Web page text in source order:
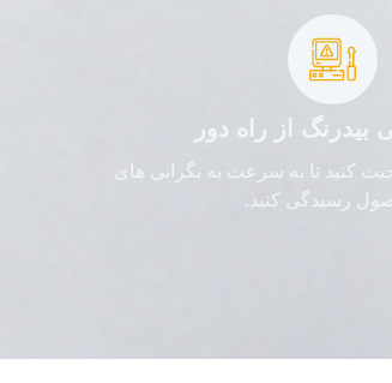
بیدرنگ از راه دور
کنید تا به سرعت به نگرانی های
رسیدگی کنید.